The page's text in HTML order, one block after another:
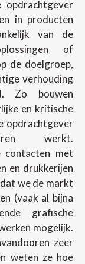
in producten
van de
of
de doelgroep,
verhouding
Zo bouwen
en kritische
opdrachtgever
werkt.
contacten met
en drukkerijen
we de markt
(vaak al bijna
grafische
mogelijk.
zeer
weten ze hoe